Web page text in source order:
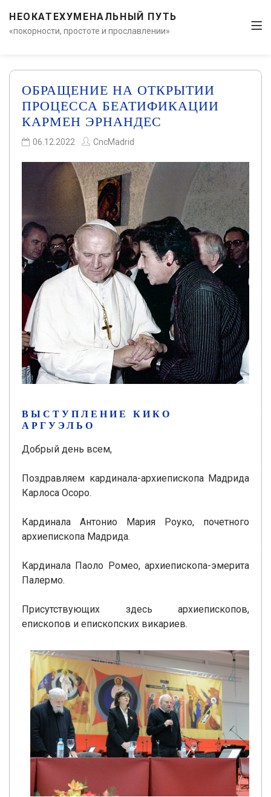
НЕОКАТЕХУМЕНАЛЬНЫЙ ПУТЬ
«покорности, простоте и прославлении»
ОБРАЩЕНИЕ НА ОТКРЫТИИ
ПРОЦЕССА БЕАТИФИКАЦИИ
КАРМЕН ЭРНАНДЕС
06.12.2022 CncMadrid
ВЫСТУПЛЕНИЕ КИКО
АРГУЭЛЬО
Добрый день всем,
Поздравляем кардинала-архиепископа Мадрида
Карлоса Осоро.
Кардинала Антонио Мария Роуко, почетного
архиепископа Мадрида.
Кардинала Паоло Ромео, архиепископа-эмерита
Палермо.
Присутствующих здесь архиепископов,
епископов и епископских викариев.